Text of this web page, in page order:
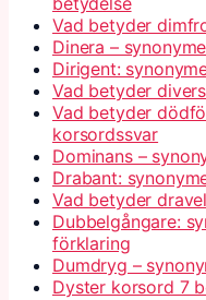
Vad betyder
Dinera –
Dirigent:
Vad betyder
Vad betyder
korsordssvar
Dominans –
Drabant:
Vad betyder
Dubbelgångare:
förklaring
Dumdryg –
Dyster korsord 7